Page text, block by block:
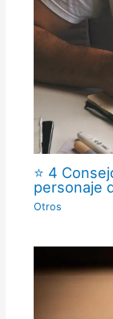
⭐ 4
personaje
Otros